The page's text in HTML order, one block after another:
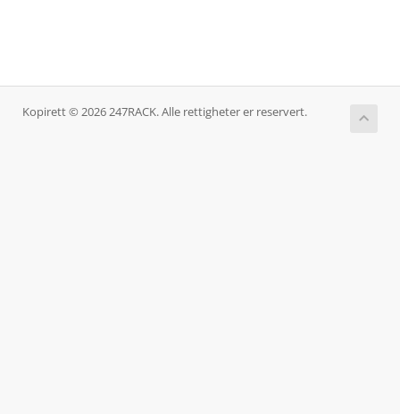
Kopirett © 2026 247RACK. Alle rettigheter er reservert.